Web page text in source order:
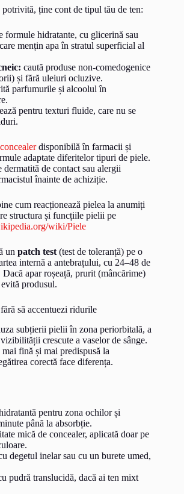
ține cont de tipul tău de ten:
formule hidratante, cu glicerină sau
mențin apa în stratul superficial al
caută produse non-comedogenice
și fără uleiuri ocluzive.
parfumurile și alcoolul în
pentru texturi fluide, care nu se
concealerdisponibilă în farmacii și
adaptate diferitelor tipuri de piele.
dermatită de contact sau alergii
înainte de achiziție.
cum reacționează pielea la anumiți
structura și funcțiile pielii pe
wiki/Piele
un patch test (test de toleranță) pe o
internă a antebrațului, cu 24–48 de
apar roșeață, prurit (mâncărime)
evită produsul.
să accentuezi ridurile
subțierii pielii în zona periorbitală, a
crescute a vaselor de sânge.
fină și mai predispusă la
corectă face diferența.
pentru zona ochilor și
până la absorbție.
mică de concealer, aplicată doar pe
degetul inelar sau cu un burete umed,
pudră translucidă, dacă ai ten mixt